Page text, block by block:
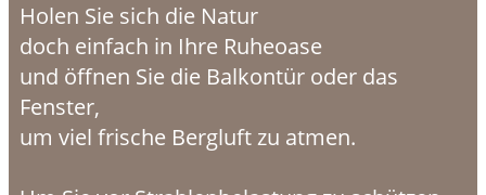
Holen Sie sich die Natur
doch einfach in Ihre Ruheoase
und öffnen Sie die Balkontür oder das
Fenster,
um viel frische Bergluft zu atmen.